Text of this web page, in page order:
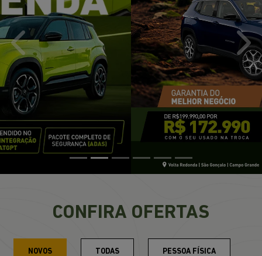
templates.template-
CONFIRA OFERTAS
NOVOS TODAS PESSOA FÍSICA